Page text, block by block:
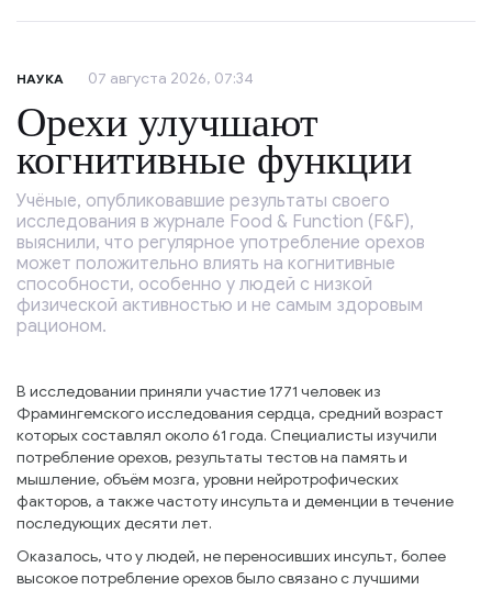
НАУКА 07 августа 2026, 07:34
Орехи улучшают
когнитивные функции
Учёные, опубликовавшие результаты своего
исследования в журнале Food & Function (F&F),
выяснили, что регулярное употребление орехов
может положительно влиять на когнитивные
способности, особенно у людей с низкой
физической активностью и не самым здоровым
рационом.
В исследовании приняли участие 1771 человек из
Фрамингемского исследования сердца, средний возраст
которых составлял около 61 года. Специалисты изучили
потребление орехов, результаты тестов на память и
мышление, объём мозга, уровни нейротрофических
факторов, а также частоту инсульта и деменции в течение
последующих десяти лет.
Оказалось, что у людей, не переносивших инсульт, более
высокое потребление орехов было связано с лучшими